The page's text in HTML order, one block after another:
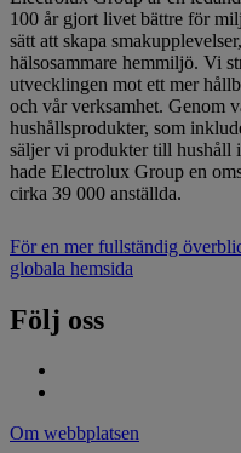
100 år gjort livet bättre för
sätt att skapa
hälsosammare hemmiljö. Vi
utvecklingen mot ett mer
och vår verksamhet. Genom
hushållsprodukter, som
säljer vi produkter till hushåll
hade Electrolux Group en
cirka 39 000 anställda.
För en mer fullständig
globala hemsida
Följ oss
Om webbplatsen